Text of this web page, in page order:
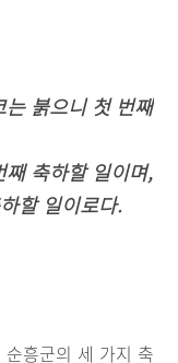
붉으니 첫 번째
축하할 일이며,
할 일이로다.
흥군의 세 가지 축